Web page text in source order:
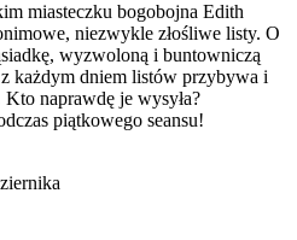
miasteczku bogobojna Edith
niezwykle złośliwe listy. O
wyzwoloną i buntowniczą
każdym dniem listów przybywa i
naprawdę je wysyła?
piątkowego seansu!